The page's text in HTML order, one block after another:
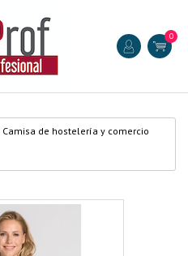
0
Camisa de hostelería y comercio